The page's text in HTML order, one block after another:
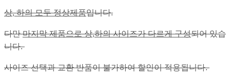
상, 하의 모두 정상제품입니다.
다만마지막 제품으로 상,하의 사이즈가 다르게 구성되어 있습
니다.
사이즈 선택과 교환 반품이 불가하여 할인이 적용됩니다.